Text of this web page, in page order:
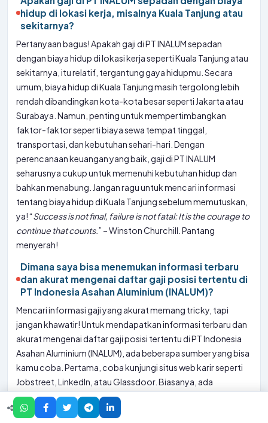
hidup di lokasi kerja, misalnya Kuala Tanjung atau
sekitarnya?
Pertanyaan bagus! Apakah gaji di PT INALUM sepadan
dengan biaya hidup di lokasi kerja seperti Kuala Tanjung atau
sekitarnya, itu relatif, tergantung gaya hidupmu. Secara
umum, biaya hidup di Kuala Tanjung masih tergolong lebih
rendah dibandingkan kota-kota besar seperti Jakarta atau
Surabaya. Namun, penting untuk mempertimbangkan
faktor-faktor seperti biaya sewa tempat tinggal,
transportasi, dan kebutuhan sehari-hari. Dengan
perencanaan keuangan yang baik, gaji di PT INALUM
seharusnya cukup untuk memenuhi kebutuhan hidup dan
bahkan menabung. Jangan ragu untuk mencari informasi
tentang biaya hidup di Kuala Tanjung sebelum memutuskan,
ya! “Success is not final, failure is not fatal: It is the courage to
continue that counts.” – Winston Churchill. Pantang
menyerah!
Dimana saya bisa menemukan informasi terbaru
dan akurat mengenai daftar gaji posisi tertentu di
PT Indonesia Asahan Aluminium (INALUM)?
Mencari informasi gaji yang akurat memang tricky, tapi
jangan khawatir! Untuk mendapatkan informasi terbaru dan
akurat mengenai daftar gaji posisi tertentu di PT Indonesia
Asahan Aluminium (INALUM), ada beberapa sumber yang bisa
kamu coba. Pertama, coba kunjungi situs web karir seperti
Jobstreet, LinkedIn, atau Glassdoor. Biasanya, ada
karyawan yang membagikan perkiraan gaji di sana. Kedua,
manfaatkan jaringan profesionalmu. Jika kamu kenal